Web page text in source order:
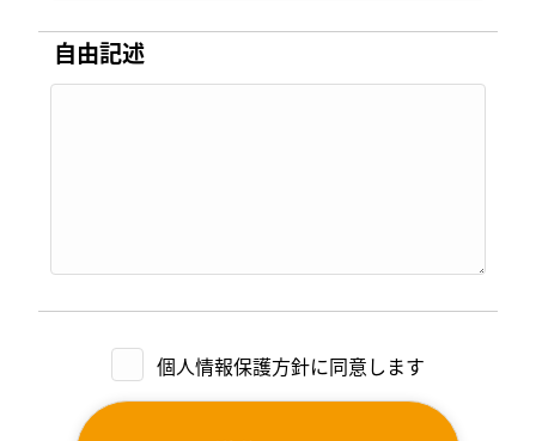
自由記述
個人情報保護方針に同意します